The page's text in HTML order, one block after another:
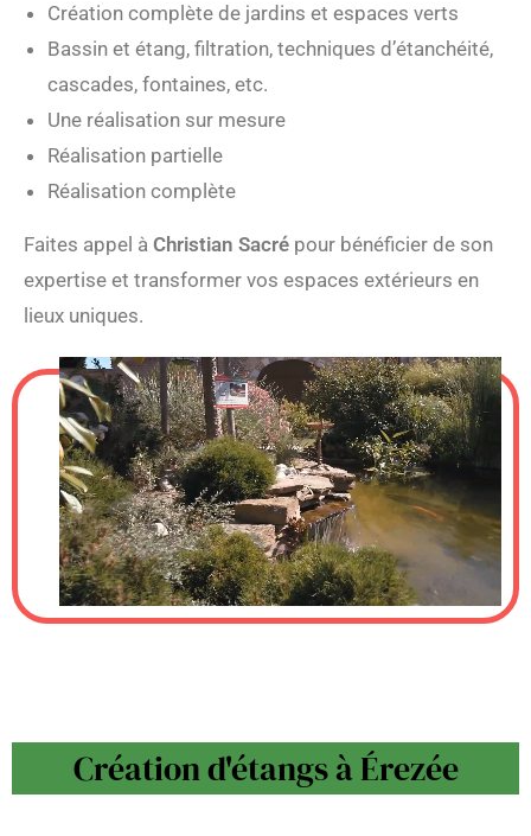
Création complète de jardins et espaces verts
Bassin et étang, filtration, techniques d’étanchéité,
cascades, fontaines, etc.
Une réalisation sur mesure
Réalisation partielle
Réalisation complète
Faites appel à Christian Sacré pour bénéficier de son
expertise et transformer vos espaces extérieurs en
lieux uniques.
Création d'étangs à Érezée